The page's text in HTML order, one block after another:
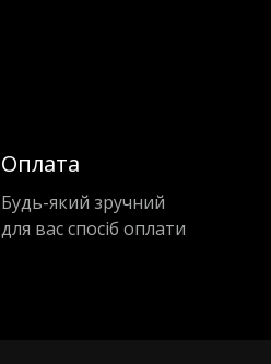
Оплата
Будь-який зручний
для вас спосіб оплати